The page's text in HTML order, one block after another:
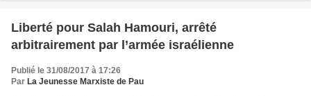
Liberté pour Salah Hamouri, arrêté
arbitrairement par l’armée israélienne
Publié le 31/08/2017 à 17:26
Par La Jeunesse Marxiste de Pau